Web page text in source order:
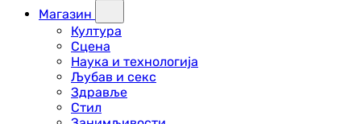
Магазин
Култура
Сцена
Наука и технологија
Љубав и секс
Здравље
Стил